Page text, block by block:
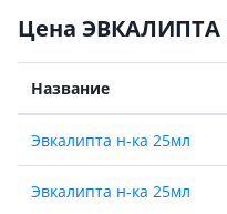
Цена
Название
Эвкалипта н-ка 25мл
Эвкалипта н-ка 25мл